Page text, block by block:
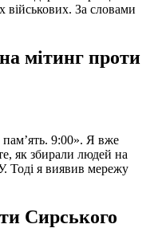
військових. За словами
мітинг проти
9:00». Я вже
як збирали людей на
Тоді я виявив мережу
Сирського